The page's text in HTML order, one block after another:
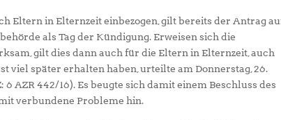
Eltern in Elternzeit einbezogen, gilt bereits der Antrag
als Tag der Kündigung. Erweisen sich die
gilt dies dann auch für die Eltern in Elternzeit, auch
viel später erhalten haben, urteilte am Donnerstag, 26.
AZR 442/16). Es beugte sich damit einem Beschluss des
verbundene Probleme hin.